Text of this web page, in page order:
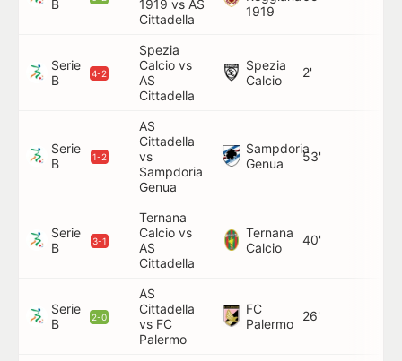
B
1919 vs AS
Cittadella
1919
Serie
B
4-2
Spezia
Calcio vs
AS
Cittadella
Spezia
Calcio
2'
Serie
B
1-2
AS
Cittadella
vs
Sampdoria
Genua
Sampdoria
Genua
53'
Serie
B
3-1
Ternana
Calcio vs
AS
Cittadella
Ternana
Calcio
40'
Serie
B
2-0
AS
Cittadella
vs FC
Palermo
FC
Palermo
26'